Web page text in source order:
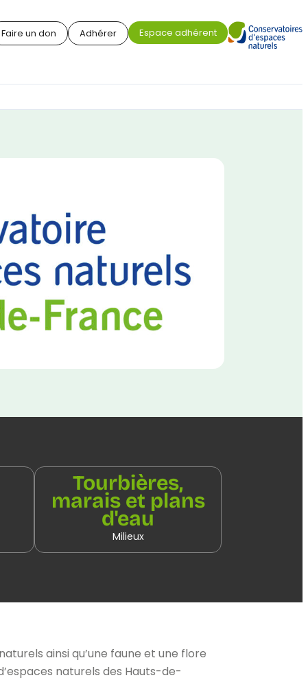
Faire un don Adhérer Espace adhérent
Tourbières,
marais et plans
d'eau
Milieux
ainsi qu’une faune et une flore
naturels des Hauts-de-